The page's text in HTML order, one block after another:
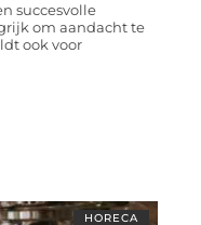
succesvolle
om aandacht te
ook voor
HORECA